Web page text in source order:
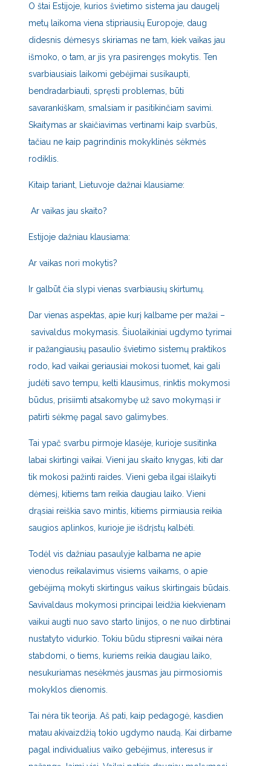
O štai Estijoje, kurios švietimo sistema jau daugelį
metų laikoma viena stipriausių Europoje, daug
didesnis dėmesys skiriamas ne tam, kiek vaikas jau
išmoko, o tam, ar jis yra pasirengęs mokytis. Ten
svarbiausiais laikomi gebėjimai susikaupti,
bendradarbiauti, spręsti problemas, būti
savarankiškam, smalsiam ir pasitikinčiam savimi.
Skaitymas ar skaičiavimas vertinami kaip svarbūs,
tačiau ne kaip pagrindinis mokyklinės sėkmės
rodiklis.
Kitaip tariant, Lietuvoje dažnai klausiame:
Ar vaikas jau skaito?
Estijoje dažniau klausiama:
Ar vaikas nori mokytis?
Ir galbūt čia slypi vienas svarbiausių skirtumų.
Dar vienas aspektas, apie kurį kalbame per mažai –
savivaldus mokymasis. Šiuolaikiniai ugdymo tyrimai
ir pažangiausių pasaulio švietimo sistemų praktikos
rodo, kad vaikai geriausiai mokosi tuomet, kai gali
judėti savo tempu, kelti klausimus, rinktis mokymosi
būdus, prisiimti atsakomybę už savo mokymąsi ir
patirti sėkmę pagal savo galimybes.
Tai ypač svarbu pirmoje klasėje, kurioje susitinka
labai skirtingi vaikai. Vieni jau skaito knygas, kiti dar
tik mokosi pažinti raides. Vieni geba ilgai išlaikyti
dėmesį, kitiems tam reikia daugiau laiko. Vieni
drąsiai reiškia savo mintis, kitiems pirmiausia reikia
saugios aplinkos, kurioje jie išdrįstų kalbėti.
Todėl vis dažniau pasaulyje kalbama ne apie
vienodus reikalavimus visiems vaikams, o apie
gebėjimą mokyti skirtingus vaikus skirtingais būdais.
Savivaldaus mokymosi principai leidžia kiekvienam
vaikui augti nuo savo starto linijos, o ne nuo dirbtinai
nustatyto vidurkio. Tokiu būdu stipresni vaikai nėra
stabdomi, o tiems, kuriems reikia daugiau laiko,
nesukuriamas nesėkmės jausmas jau pirmosiomis
mokyklos dienomis.
Tai nėra tik teorija. Aš pati, kaip pedagogė, kasdien
matau akivaizdžią tokio ugdymo naudą. Kai dirbame
pagal individualius vaiko gebėjimus, interesus ir